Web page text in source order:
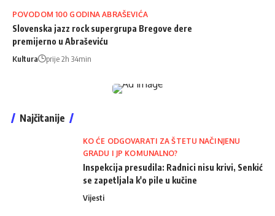
POVODOM 100 GODINA ABRAŠEVIĆA
Slovenska jazz rock supergrupa Bregove dere
premijerno u Abraševiću
Kultura prije 2h 34min
Najčitanije
KO ĆE ODGOVARATI ZA ŠTETU NAČINJENU
GRADU I JP KOMUNALNO?
Inspekcija presudila: Radnici nisu krivi, Senkić
se zapetljala k'o pile u kučine
Vijesti